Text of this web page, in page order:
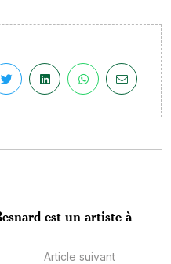
est un artiste à
Article suivant